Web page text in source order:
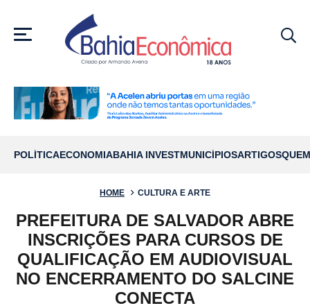
MENU
POLÍTICAECONOMIABAHIA INVESTMUNICÍPIOSARTIGOS
HOME CULTURA E ARTE
PREFEITURA DE SALVADOR ABRE
INSCRIÇÕES PARA CURSOS DE
QUALIFICAÇÃO EM AUDIOVISUAL
NO ENCERRAMENTO DO SALCINE
CONECTA